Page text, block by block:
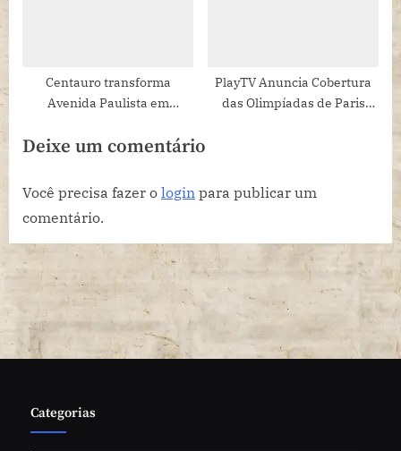
Centauro transforma
Avenida Paulista em
dia
PlayTV Anuncia Cobertura
das Olimpíadas de Paris
Deixe um comentário
Você precisa fazer o login para publicar um
comentário.
Categorias